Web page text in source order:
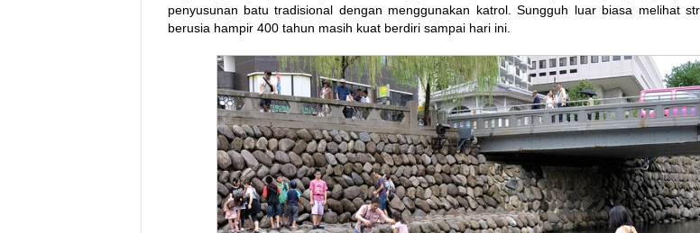
penyusunan batu tradisional dengan menggunakan katrol. Sungguh luar biasa melihat
berusia hampir 400 tahun masih kuat berdiri sampai hari ini.